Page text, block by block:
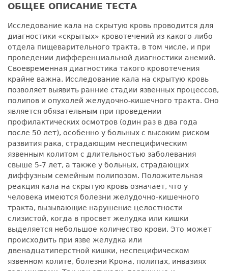
ОБЩЕЕ ОПИСАНИЕ ТЕСТА
Исследование кала на скрытую кровь проводится для
диагностики «скрытых» кровотечений из какого-либо
отдела пищеварительного тракта, в том числе, и при
проведении дифференциальной диагностики анемий.
Своевременная диагностика такого кровотечения
крайне важна. Исследование кала на скрытую кровь
позволяет выявить ранние стадии язвенных процессов,
полипов и опухолей желудочно-кишечного тракта. Оно
является обязательным при проведении
профилактических осмотров (один раз в два года
после 50 лет), особенно у больных с высоким риском
развития рака, страдающим неспецифическим
язвенным колитом с длительностью заболевания
свыше 5-7 лет, а также у больных, страдающих
диффузным семейным полипозом. Положительная
реакция кала на скрытую кровь означает, что у
человека имеются болезни желудочно-кишечного
тракта, вызывающие нарушение целостности
слизистой, когда в просвет желудка или кишки
выделяется небольшое количество крови. Это может
происходить при язве желудка или
двенадцатиперстной кишки, неспецифическом
язвенном колите, болезни Крона, полипах, инвазиях